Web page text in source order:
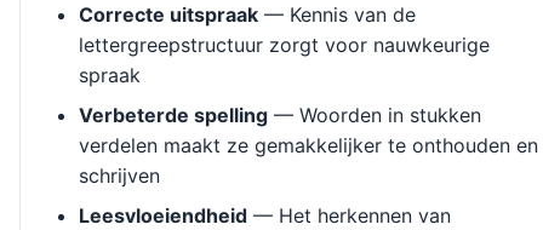
Correcte uitspraak — Kennis van de
lettergreepstructuur zorgt voor nauwkeurige
spraak
Verbeterde spelling — Woorden in stukken
verdelen maakt ze gemakkelijker te onthouden en
schrijven
Leesvloeiendheid — Het herkennen van